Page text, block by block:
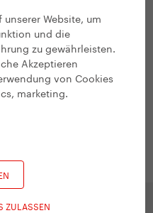
Website, um
und die
zu gewährleisten.
Akzeptieren
von Cookies
marketing.
ZULASSEN